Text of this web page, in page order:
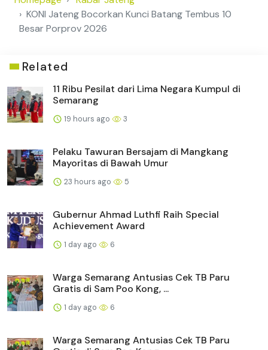
KONI Jateng Bocorkan Kunci Batang Tembus 10
Besar Porprov 2026
Related
11 Ribu Pesilat dari Lima Negara Kumpul di
Semarang
19 hours ago 3
Pelaku Tawuran Bersajam di Mangkang
Mayoritas di Bawah Umur
23 hours ago 5
Gubernur Ahmad Luthfi Raih Special
Achievement Award
1 day ago 6
Warga Semarang Antusias Cek TB Paru
Gratis di Sam Poo Kong, ...
1 day ago 6
Warga Semarang Antusias Cek TB Paru